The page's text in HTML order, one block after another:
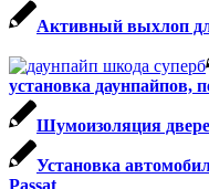
Активный выхлоп
установка даунпайпов,
Шумоизоляция
Установка